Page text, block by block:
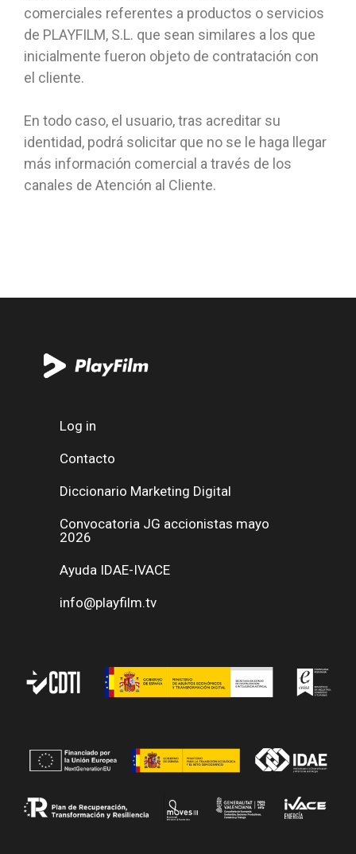
comerciales referentes a productos o servicios
de PLAYFILM, S.L. que sean similares a los que
inicialmente fueron objeto de contratación con
el cliente.
En todo caso, el usuario, tras acreditar su
identidad, podrá solicitar que no se le haga llegar
más información comercial a través de los
canales de Atención al Cliente.
Log in
Contacto
Diccionario Marketing Digital
Convocatoria JG accionistas mayo
2026
Ayuda IDAE-IVACE
info@playfilm.tv